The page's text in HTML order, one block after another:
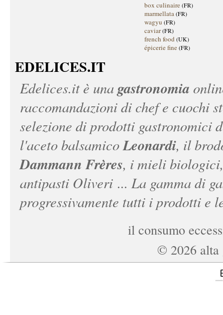
box culinaire(FR)
marmellata(FR)
wagyu (FR)
caviar(FR)
french food (UK)
épicerie fine(FR)
EDELICES.IT
Edelices.itè una gastronomia
raccomandazioni di chef e cuochi
selezione di prodotti gastronomici
l'aceto balsamicoLeonardi, il
Dammann Frères, i mieli
antipasti Oliveri ... La gamma di
progressivamente tutti i prodotti e
il consumo
© 2026